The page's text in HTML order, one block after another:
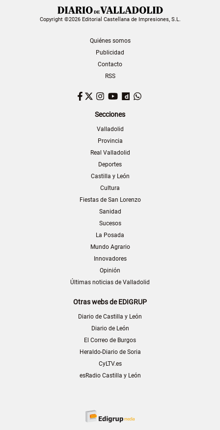
Copyright ©2026 Editorial Castellana de Impresiones, S.L.
Quiénes somos
Publicidad
Contacto
RSS
Facebook
TwitterInstagram
YouTubeDailymotion
Secciones
Valladolid
Provincia
Real Valladolid
Deportes
Castilla y León
Cultura
Fiestas de San Lorenzo
Sanidad
Sucesos
La Posada
Mundo Agrario
Innovadores
Opinión
Últimas noticias de Valladolid
Otras webs de EDIGRUP
Diario de Castilla y León
Diario de León
El Correo de Burgos
Heraldo-Diario de Soria
CyLTV.es
esRadio Castilla y León